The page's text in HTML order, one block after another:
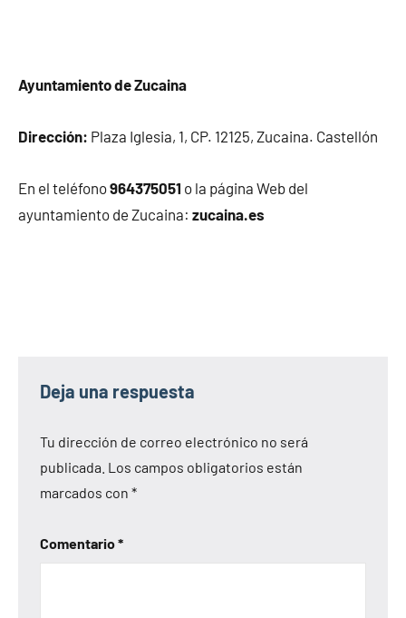
Ayuntamiento de Zucaina
Dirección: Plaza Iglesia, 1, CP. 12125, Zucaina. Castellón
En el teléfono964375051 o la página Web del
ayuntamiento de Zucaina: zucaina.es
Deja una respuesta
Tu dirección de correo electrónico no será
publicada. Los campos obligatorios están
marcados con *
Comentario*